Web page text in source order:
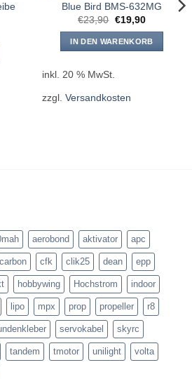
Blue Bird BMS-632MG
€23,90 Ursprünglicher
Preis
war:
€23,90
€19,90Aktueller
ist:
€19,90.
IN DEN WARENKORB
inkl. 20 % MwSt.
zzgl. Versandkosten
aerobond aktivator apc
carbon cfk clik25 dean epp
hobbywing Hochstrom indoor
lipo mpx prop propeller r8
servokabel skyrc
tandem tmotor unilight volta